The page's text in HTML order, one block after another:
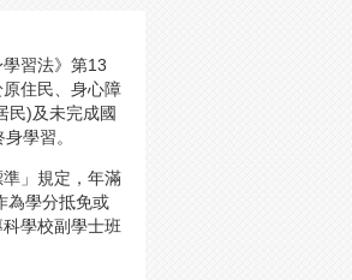
習法》第13
住民、身心障
民)及未完成國
學習。
」規定，年滿
為學分抵免或
學校副學士班